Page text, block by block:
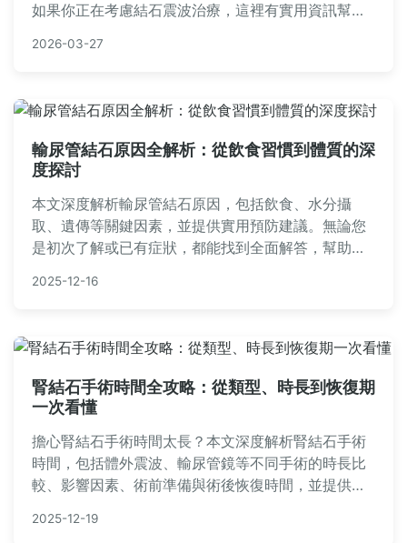
如果你正在考慮結石震波治療，這裡有實用資訊幫助
2026-03-27
輸尿管結石原因全解析：從飲食習慣到體質的深
度探討
本文深度解析輸尿管結石原因，包括飲食、水分攝
取、遺傳等關鍵因素，並提供實用預防建議。無論您
是初次了解或已有症狀，都能找到全面解答，幫助您
2025-12-16
腎結石手術時間全攻略：從類型、時長到恢復期
一次看懂
擔心腎結石手術時間太長？本文深度解析腎結石手術
時間，包括體外震波、輸尿管鏡等不同手術的時長比
較、影響因素、術前準備與術後恢復時間，並提供常
2025-12-19